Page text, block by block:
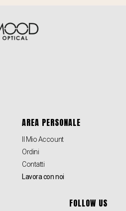
AREA PERSONALE
Il Mio Account
Ordini
Contatti
Lavora con noi
FOLLOW US